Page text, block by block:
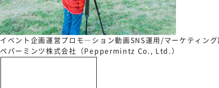
イベント企画運営 プロモ―ション動画 SNS運用/マーケティング
ペパーミンツ株式会社（Peppermintz Co., Ltd.）